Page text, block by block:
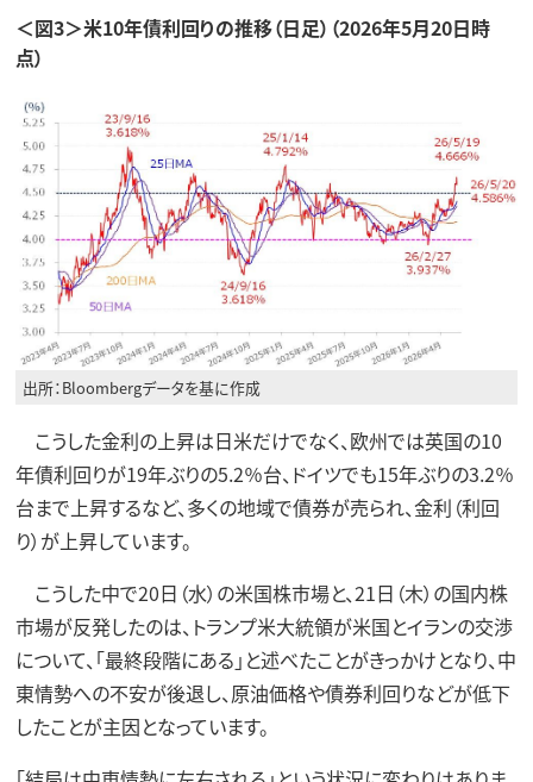
＜図3＞米10年債利回りの推移（日足）（2026年5月20日時
点）
出所：Bloombergデータを基に作成
こうした金利の上昇は日米だけでなく、欧州では英国の10
年債利回りが19年ぶりの5.2％台、ドイツでも15年ぶりの3.2％
台まで上昇するなど、多くの地域で債券が売られ、金利（利回
り）が上昇しています。
こうした中で20日（水）の米国株市場と、21日（木）の国内株
市場が反発したのは、トランプ米大統領が米国とイランの交渉
について、「最終段階にある」と述べたことがきっかけとなり、中
東情勢への不安が後退し、原油価格や債券利回りなどが低下
したことが主因となっています。